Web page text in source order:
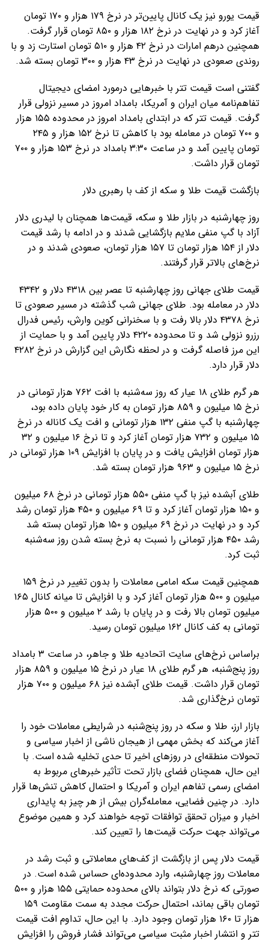
قیمت یورو نیز یک کانال پایین‌تر در نرخ ۱۷۹ هزار و ۱۷۰ تومان
آغاز کرد و در نهایت در نرخ ۱۸۲ هزار و ۸۵۰ تومان قرار گرفت.
همچنین درهم امارات در نرخ ۴۲ هزار و ۵۱۰ تومان استارت زد و با
روندی صعودی در نهایت در نرخ ۴۳ هزار و ۳۰۰ تومان بسته شد.
گفتنی است قیمت تتر با خبرهایی درمورد امضای دیجیتال
تفاهم‌نامه میان ایران و آمریکا، بامداد امروز در مسیر نزولی قرار
گرفت. قیمت تتر که در ابتدای بامداد امروز در محدوده ۱۵۵ هزار
و ۷۰۰ تومان در معامله بود با کاهش تا نرخ ۱۵۲ هزار و ۲۴۵
تومان پایین آمد و در ساعت ۳:۳۰ بامداد در نرخ ۱۵۳ هزار و ۷۰۰
تومان قرار داشت.
بازگشت قیمت طلا و سکه از کف با رهبری دلار
روز چهارشنبه در بازار طلا و سکه، قیمت‌ها همچنان با لیدری دلار
آزاد با گپ منفی ملایم بازگشایی شدند و در ادامه با رشد قیمت
دلار از ۱۵۴ هزار تومان تا ۱۵۷ هزار تومان، صعودی شدند و در
نرخ‌های بالاتر قرار گرفتند.
قیمت طلای جهانی روز چهارشنبه تا عصر بین ۴۳۱۸ دلار و ۴۳۴۲
دلار در معامله بود. طلای جهانی شب گذشته در مسیر صعودی تا
نرخ ۴۳۷۸ دلار بالا رفت و با سخنرانی کوین وارش، رئیس فدرال
رزرو نزولی شد و تا محدوده ۴۲۲۰ دلار پایین آمد و با حمایت از
این مرز فاصله گرفت و در لحظه نگارش این گزارش در نرخ ۴۲۸۲
دلار قرار دارد.
هر گرم طلای ۱۸ عیار که روز سه‌شنبه با افت ۷۶۲ هزار تومانی در
نرخ ۱۵ میلیون و ۸۵۹ هزار تومان به کار خود پایان داده بود،
چهارشنبه با گپ منفی ۱۳۲ هزار تومانی و افت یک کاناله در نرخ
۱۵ میلیون و ۷۳۲ هزار تومان آغاز کرد و تا نرخ ۱۶ میلیون و ۳۲
هزار تومان افزایش یافت و در پایان با افزایش ۱۰۹ هزار تومانی در
نرخ ۱۵ میلیون و ۹۶۳ هزار تومان بسته شد.
طلای آبشده نیز با گپ منفی ۵۵۰ هزار تومانی در نرخ ۶۸ میلیون
و ۱۵۰ هزار تومان آغاز کرد و تا ۶۹ میلیون و ۴۵۰ هزار تومان رشد
کرد و در نهایت در نرخ ۶۹ میلیون و ۱۵۰ هزار تومان بسته شد
رشد ۴۵۰ هزار تومانی را نسبت به نرخ بسته شدن روز سه‌شنبه
ثبت کرد.
همچنین قیمت سکه امامی معاملات را بدون تغییر در نرخ ۱۵۹
میلیون و ۵۰۰ هزار تومان آغاز کرد و با افزایش تا میانه کانال ۱۶۵
میلیون تومان بالا رفت و در پایان با رشد ۲ میلیون و ۵۰۰ هزار
تومانی به کف کانال ۱۶۲ میلیون تومان رسید.
براساس نرخ‌های سایت اتحادیه طلا و جاهر، در ساعت ۳ بامداد
روز پنج‌شنبه، هر گرم طلای ۱۸ عیار در نرخ ۱۵ میلیون و ۸۵۹ هزار
تومان قرار داشت. قیمت طلای آبشده نیز ۶۸ میلیون و ۷۰۰ هزار
تومان نرخ‌گذاری شد.
بازار ارز، طلا و سکه در روز پنج‌شنبه در شرایطی معاملات خود را
آغاز می‌کند که بخش مهمی از هیجان ناشی از اخبار سیاسی و
تحولات منطقه‌ای در روزهای اخیر تا حدی تخلیه شده است. با
این حال، همچنان فضای بازار تحت تأثیر خبرهای مربوط به
امضای رسمی تفاهم ایران و آمریکا و احتمال کاهش تنش‌ها قرار
دارد. در چنین فضایی، معامله‌گران بیش از هر چیز به پایداری
اخبار و میزان تحقق توافقات توجه خواهند کرد و همین موضوع
می‌تواند جهت حرکت قیمت‌ها را تعیین کند.
قیمت دلار پس از بازگشت از کف‌های معاملاتی و ثبت رشد در
معاملات روز چهارشنبه، وارد محدوده‌ای حساس شده است. در
صورتی که نرخ دلار بتواند بالای محدوده حمایتی ۱۵۵ هزار و ۵۰۰
تومان باقی بماند، احتمال حرکت مجدد به سمت مقاومت ۱۵۹
هزار تا ۱۶۰ هزار تومان وجود دارد. با این حال، تداوم افت قیمت
تتر و انتشار اخبار مثبت سیاسی می‌تواند فشار فروش را افزایش